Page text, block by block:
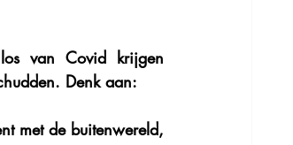
van Covid krijgen
Denk aan:
met de buitenwereld,